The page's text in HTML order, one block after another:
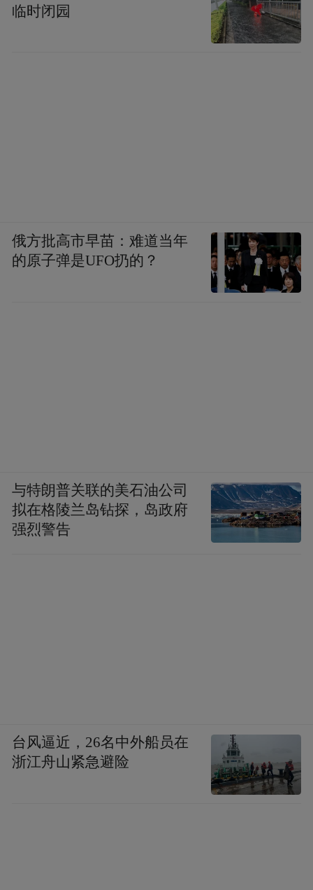
临时闭园
俄方批高市早苗：难道当年
的原子弹是UFO扔的？
与特朗普关联的美石油公司
拟在格陵兰岛钻探，岛政府
强烈警告
台风逼近，26名中外船员在
浙江舟山紧急避险